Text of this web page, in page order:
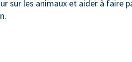
sur les animaux et aider à faire